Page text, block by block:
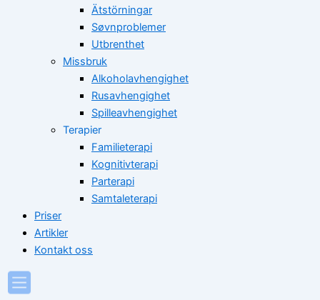
Ätstörningar
Søvnproblemer
Utbrenthet
Missbruk
Alkoholavhengighet
Rusavhengighet
Spilleavhengighet
Terapier
Familieterapi
Kognitivterapi
Parterapi
Samtaleterapi
Priser
Artikler
Kontakt oss